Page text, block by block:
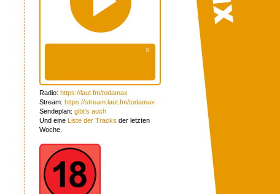
Radio: https://laut.fm/todamax
Stream: https://stream.laut.fm/todamax
Sendeplan: gibt's auch
Und eine Liste der Tracks der letzten
Woche.